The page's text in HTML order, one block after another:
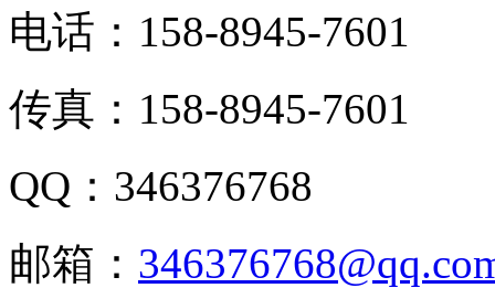
电话：158-8945-7601
传真：158-8945-7601
QQ：346376768
邮箱：